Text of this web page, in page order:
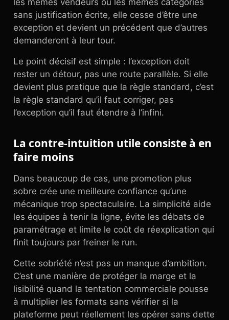
les mêmes vendeurs ou les mêmes catégories
sans justification écrite, elle cesse d’être une
exception et devient un précédent que d’autres
demanderont à leur tour.
Le point décisif est simple : l’exception doit
rester un détour, pas une route parallèle. Si elle
devient plus pratique que la règle standard, c’est
la règle standard qu’il faut corriger, pas
l’exception qu’il faut étendre à l’infini.
La contre-intuition utile consiste à en
faire moins
Dans beaucoup de cas, une promotion plus
sobre crée une meilleure confiance qu’une
mécanique trop spectaculaire. La simplicité aide
les équipes à tenir la ligne, évite les débats de
paramétrage et limite le coût de réexplication qui
finit toujours par freiner le run.
Cette sobriété n’est pas un manque d’ambition.
C’est une manière de protéger la marge et la
lisibilité quand la tentation commerciale pousse
à multiplier les formats sans vérifier si la
plateforme peut réellement les opérer sans dette